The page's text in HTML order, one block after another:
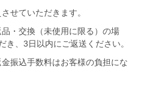
せていただきます。
・交換（未使用に限る）の場
き、3日以内にご返送ください。
振込手数料はお客様の負担にな